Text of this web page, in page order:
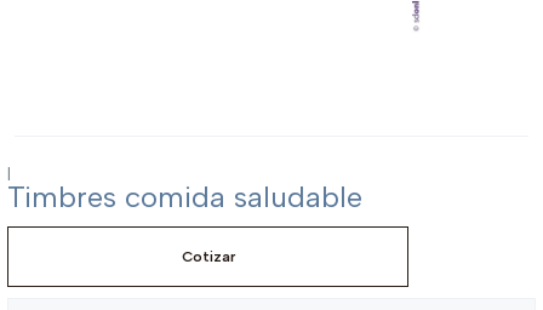
|
Timbres comida saludable
Cotizar